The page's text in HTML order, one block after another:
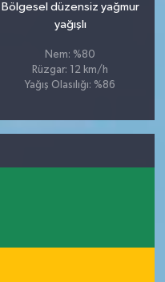
Bölgesel düzensiz yağmur
yağışlı
Nem: %80
Rüzgar: 12 km/h
Yağış Olasılığı: %86